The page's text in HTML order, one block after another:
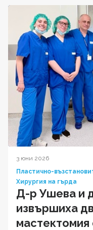
3 юни 2026
Пластично-
Хирургия на гърда
Д-р Ушева и
извършиха